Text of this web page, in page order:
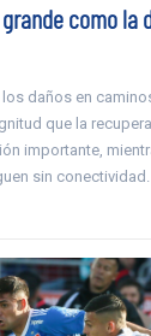
como la
daños en
que la
importante,
sin conectividad.